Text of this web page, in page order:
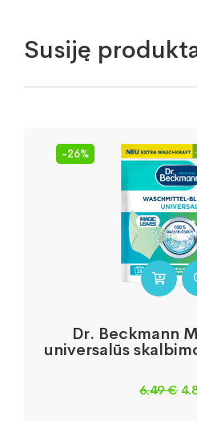
Susiję
-26%
Dr. Beckmann
universalūs
6.49€